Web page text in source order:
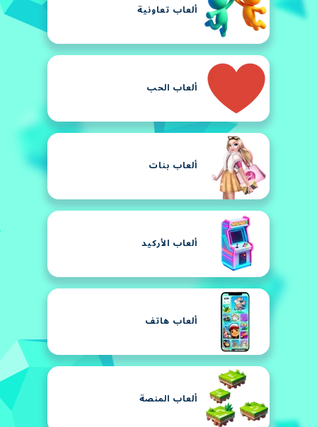
ألعاب تعاونية
ألعاب الحب
ألعاب بنات
ألعاب الأركيد
ألعاب هاتف
ألعاب المنصة